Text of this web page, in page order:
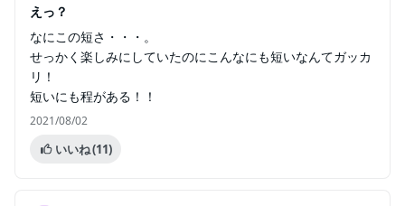
えっ？
なにこの短さ・・・。
せっかく楽しみにしていたのにこんなにも短いなんてガッカ
リ！
短いにも程がある！！
2021/08/02
いいね(11)